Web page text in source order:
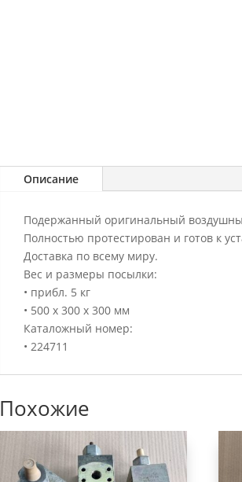
Описание
Подержанный оригинальный
Полностью протестирован и готов к
Доставка по всему миру.
Вес и размеры посылки:
• прибл. 5 кг
• 500 x 300 x 300 мм
Каталожный номер:
• 224711
Похожие